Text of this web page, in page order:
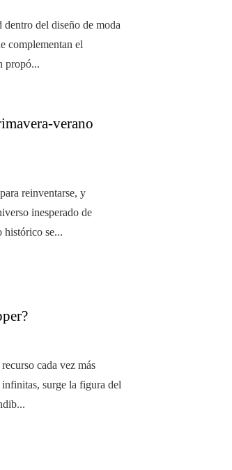
dentro del diseño de moda
complementan el
propó...
verano
reinventarse, y
inesperado de
histórico se...
cada vez más
infinitas, surge la figura del